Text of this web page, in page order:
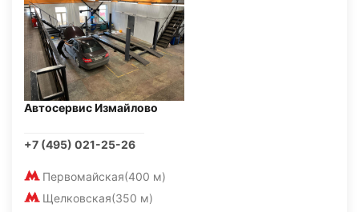
Автосервис Измайлово
+7 (495) 021-25-26
Первомайская(400 м)
Щелковская(350 м)